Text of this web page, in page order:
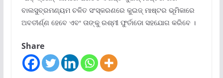
ବାଲସୁବ୍ରମଣ୍ୟମ ଚଳିତ ସଂସ୍କରଣରେ କୁଇଜ୍ ମାଷ୍ଟର ଭୂମିକାରେ
ଅବତୀର୍ଣ୍ଣ ହେବେ ଏବଂ ତାଙ୍କୁ ରଶ୍ମୀ ଫୁର୍ତାଡୋ ସହଯୋଗ କରିବେ ।
Share